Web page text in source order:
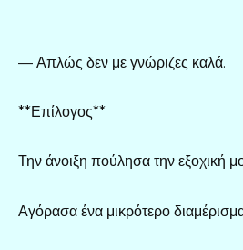
— Απλώς δεν με γνώριζες καλά.
**Επίλογος**
Την άνοιξη πούλησα την εξοχική
Αγόρασα ένα μικρότερο